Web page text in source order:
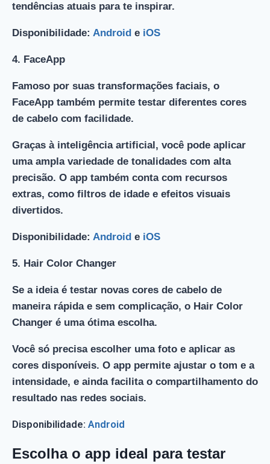
tendências atuais para te inspirar.
Disponibilidade: Android e iOS
4. FaceApp
Famoso por suas transformações faciais, o
FaceApp também permite testar diferentes cores
de cabelo com facilidade.
Graças à inteligência artificial, você pode aplicar
uma ampla variedade de tonalidades com alta
precisão. O app também conta com recursos
extras, como filtros de idade e efeitos visuais
divertidos.
Disponibilidade: Android e iOS
5. Hair Color Changer
Se a ideia é testar novas cores de cabelo de
maneira rápida e sem complicação, o Hair Color
Changer é uma ótima escolha.
Você só precisa escolher uma foto e aplicar as
cores disponíveis. O app permite ajustar o tom e a
intensidade, e ainda facilita o compartilhamento do
resultado nas redes sociais.
Disponibilidade: Android
Escolha o app ideal para testar